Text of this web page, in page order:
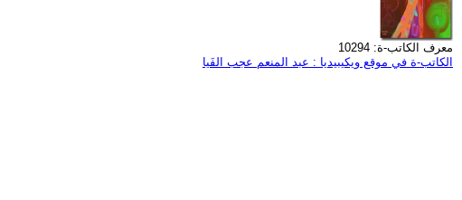
معرف الكاتب-ة: 10294
الكاتب-ة في موقع ويكيبيديا : عبد المنعم عجب الفَيا